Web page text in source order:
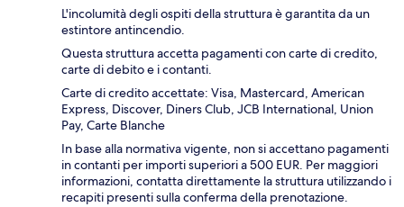
L'incolumità degli ospiti della struttura è garantita da un
estintore antincendio.
Questa struttura accetta pagamenti con carte di credito,
carte di debito e i contanti.
Carte di credito accettate: Visa, Mastercard, American
Express, Discover, Diners Club, JCB International, Union
Pay, Carte Blanche
In base alla normativa vigente, non si accettano pagamenti
in contanti per importi superiori a 500 EUR. Per maggiori
informazioni, contatta direttamente la struttura utilizzando i
recapiti presenti sulla conferma della prenotazione.